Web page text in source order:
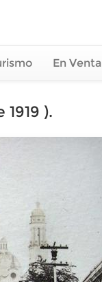
En Venta
).